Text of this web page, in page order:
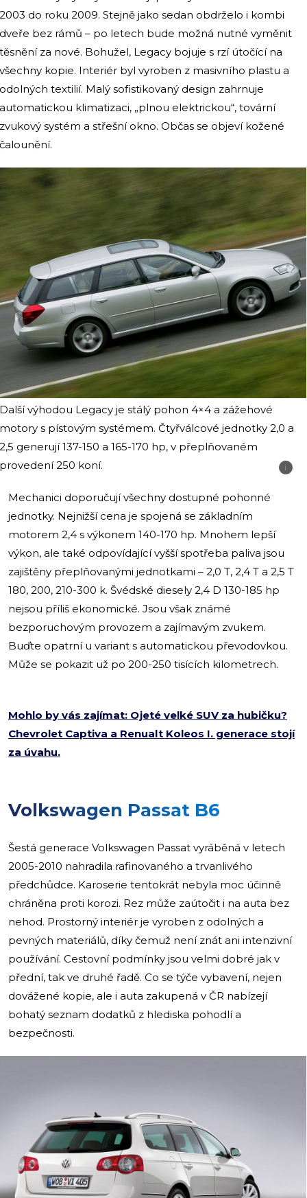
i
do roku 2009. Stejně jako sedan obdrželo i kombi
bez rámů – po letech bude možná nutné vyměnit
za nové. Bohužel, Legacy bojuje s rzí útočící na
kopie. Interiér byl vyroben z masivního plastu a
textilií. Malý sofistikovaný design zahrnuje
klimatizaci, „plnou elektrickou“, tovární
systém a střešní okno. Občas se objeví kožené
výhodou Legacy je stálý pohon 4×4 a zážehové
s pístovým systémem. Čtyřválcové jednotky 2,0 a
generují 137-150 a 165-170 hp, v přeplňovaném
250 koní.
Mechanici doporučují všechny dostupné pohonné
jednotky. Nejnižší cena je spojená se základním
motorem 2,4 s výkonem 140-170 hp. Mnohem lepší
výkon, ale také odpovídající vyšší spotřeba paliva jsou
zajištěny přeplňovanými jednotkami – 2,0 T, 2,4 T a 2,5 T
180, 200, 210-300 k. Švédské diesely 2,4 D 130-185 hp
nejsou příliš ekonomické. Jsou však známé
bezporuchovým provozem a zajímavým zvukem.
Buďte opatrní u variant s automatickou převodovkou.
Může se pokazit už po 200-250 tisících kilometrech.
Mohlo by vás zajímat: Ojeté velké SUV za hubičku?
Chevrolet Captiva a Renualt Koleos I. generace stojí
za úvahu.
Volkswagen Passat B6
Šestá generace Volkswagen Passat vyráběná v letech
2005-2010 nahradila rafinovaného a trvanlivého
předchůdce. Karoserie tentokrát nebyla moc účinně
chráněna proti korozi. Rez může zaútočit i na auta bez
nehod. Prostorný interiér je vyroben z odolných a
pevných materiálů, díky čemuž není znát ani intenzivní
používání. Cestovní podmínky jsou velmi dobré jak v
přední, tak ve druhé řadě. Co se týče vybavení, nejen
dovážené kopie, ale i auta zakupená v ČR nabízejí
bohatý seznam dodatků z hlediska pohodlí a
bezpečnosti.